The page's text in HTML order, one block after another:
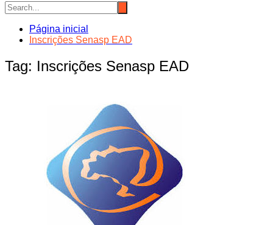
Página inicial
Inscrições Senasp EAD
Tag: Inscrições Senasp EAD